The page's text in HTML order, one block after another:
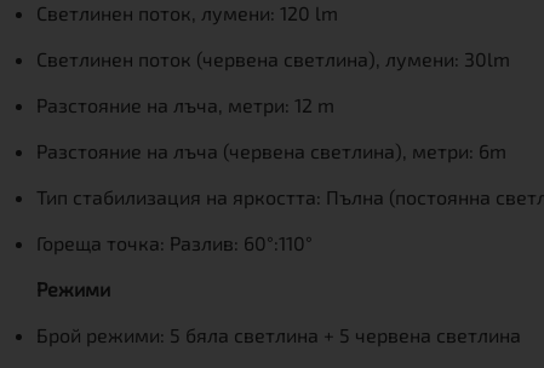
Светлинен поток, лумени: 120 lm
Светлинен поток (червена светлина), лумени: 30lm
Разстояние на лъча, метри: 12 m
Разстояние на лъча (червена светлина), метри: 6m
Тип стабилизация на яркостта: Пълна (постоянна
Гореща точка: Разлив: 60°:110°
Режими
Брой режими: 5 бяла светлина + 5 червена светлина